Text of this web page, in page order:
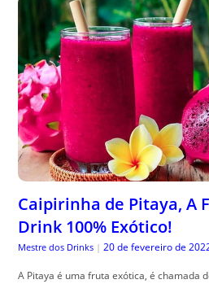
Caipirinha de Pitaya, A
Drink 100% Exótico!
Mestre dos Drinks | 20 de fevereiro de
A Pitaya é uma fruta exótica, é chamada